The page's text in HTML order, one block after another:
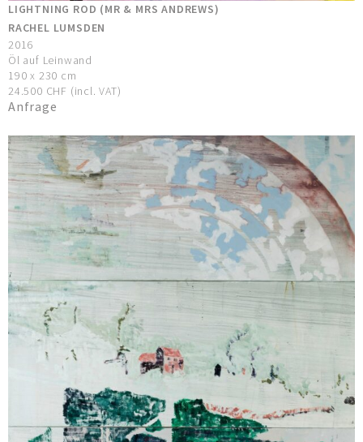
LIGHTNING ROD (MR & MRS ANDREWS)
RACHEL LUMSDEN
2016
Öl auf Leinwand
190 x 230 cm
24.500 CHF (incl. VAT)
Anfrage